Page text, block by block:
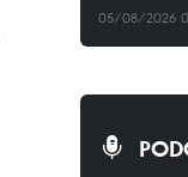
05/08/2026